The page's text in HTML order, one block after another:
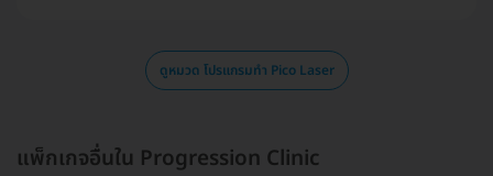
ดูหมวด โปรแกรมทำ Pico Laser
แพ็กเกจอื่นใน Progression Clinic